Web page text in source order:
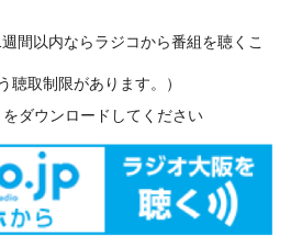
間以内ならラジコから番組を聴くこ
聴取制限があります。）
ダウンロードしてください